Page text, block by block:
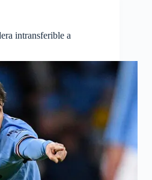
intransferible a